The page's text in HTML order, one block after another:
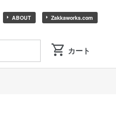
ABOUT Zakkaworks.com